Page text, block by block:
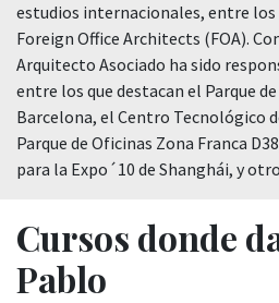
estudios internacionales, entre los
Foreign Office Architects (FOA).
Arquitecto Asociado ha sido
entre los que destacan el Parque
Barcelona, ​​el Centro Tecnológico
Parque de Oficinas Zona Franca
para la Expo´10 de Shanghái, y
Cursos donde
Pablo